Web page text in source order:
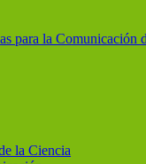
para la Comunicación
la Ciencia